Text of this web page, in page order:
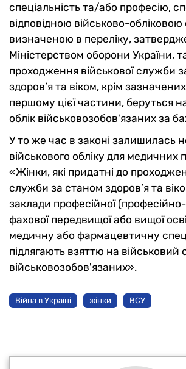
спеціальність та/або професію,
відповідною військово-обліковою
визначеною в переліку,
Міністерством оборони України,
проходження військової служби
здоров’я та віком, крім
першому цієї частини, беруться
облік військовозобов'язаних за
У то же час в законі залишилась
військового обліку для медичних
«Жінки, які придатні до
служби за станом здоров’я та
заклади професійної (професійно-
фахової передвищої або вищої
медичну або фармацевтичну
підлягають взяттю на військовий
військовозобов'язаних».
Війна в Україні жінки ВСУ